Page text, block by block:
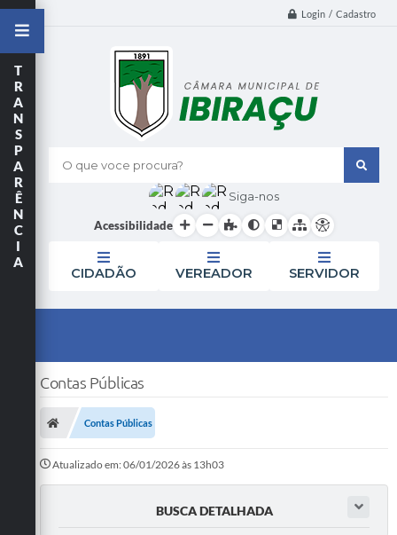
Login / Cadastro
O que voce procura?
Siga-nos
Acessibilidade
CIDADÃO VEREADOR SERVIDOR
T
R
A
N
S
P
A
R
Ê
N
C
I
A
Contas Públicas
Contas Públicas
Atualizado em: 06/01/2026 às 13h03
BUSCA DETALHADA